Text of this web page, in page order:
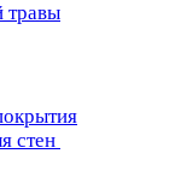
травы
стен